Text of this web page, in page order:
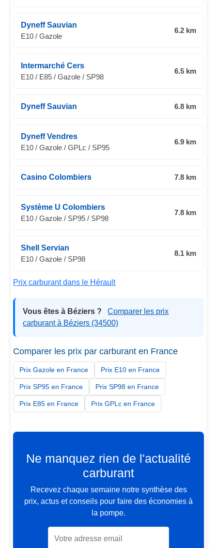
Dyneff Sauvian
E10 / Gazole
6.2 km
Intermarché Cers
E10 / E85 / Gazole / SP98
6.5 km
Dyneff Sauvian 6.8 km
Dyneff Vendres
E10 / Gazole / GPLc / SP95
6.9 km
Casino Colombiers 7.8 km
Système U Colombiers
E10 / Gazole / SP95 / SP98
7.8 km
Shell Servian
E10 / Gazole / SP98
8.1 km
Prix carburant dans le Hérault
Vous êtes à Béziers ?
Comparer les prix
carburant à Béziers (34500)
Comparer les prix par carburant en France
Prix Gazole en France Prix E10 en France
Prix SP95 en France Prix SP98 en France
Prix E85 en France Prix GPLc en France
Ne manquez rien de l'actualité
carburant
Recevez chaque semaine notre synthèse des
prix, actus et conseils pour faire des économies à
la pompe.